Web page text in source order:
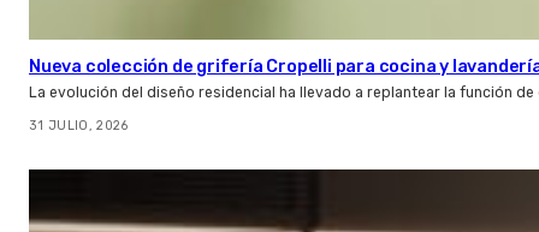
Nueva colección de grifería Cropelli para cocina y
La evolución del diseño residencial ha llevado a replantear la función
31 JULIO, 2026